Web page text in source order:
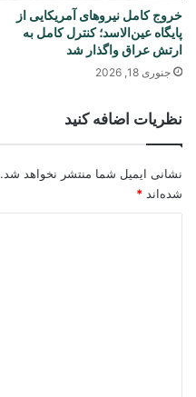
خروج کامل نیروهای آمریکایی از
پایگاه عین‌الاسد؛ کنترل کامل به
ارتش عراق واگذار شد
جنوری 18, 2026
نظریات اضافه کنید
نشانی ایمیل شما منتشر نخواهد شد.
شده‌اند *